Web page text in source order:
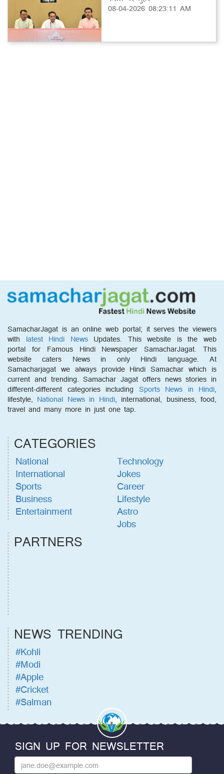
08-04-2026 08:23:11 AM
SamacharJagat is an online web portal; it serves the viewers
with latest Hindi NewsUpdates. This website is the web
portal for Famous Hindi Newspaper SamacharJagat. This
website caters News in only Hindi language. At
Samacharjagat we always provide Hindi Samachar which is
current and trending. Samachar Jagat offers news stories in
different-different categories including Sports News in Hindi,
lifestyle, National News in Hindi, international, business, food,
travel and many more in just one tap.
CATEGORIES
National
International
Sports
Business
Entertainment
Technology
Jokes
Career
Lifestyle
Astro
Jobs
PARTNERS
NEWS TRENDING
#Kohli
#Modi
#Apple
#Cricket
#Salman
SIGN UP FOR NEWSLETTER